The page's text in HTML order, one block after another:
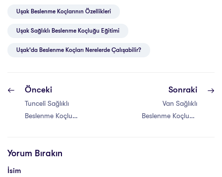
Uşak Beslenme Koçlarının Özellikleri
Uşak Sağlıklı Beslenme Koçluğu Eğitimi
Uşak'da Beslenme Koçları Nerelerde Çalışabilir?
Önceki
Tunceli Sağlıklı
Beslenme Koçluğu
Sonraki
Van Sağlıklı
Beslenme Koçluğu
Yorum Bırakın
İsim